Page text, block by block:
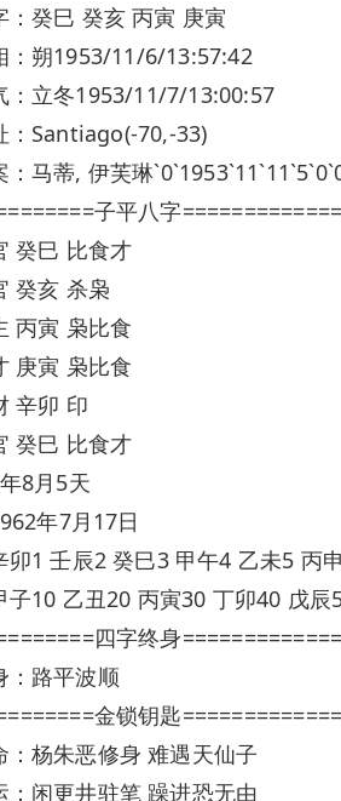
：癸巳 癸亥 丙寅 庚寅
：朔1953/11/6/13:57:42
：立冬1953/11/7/13:00:57
：Santiago(-70,-33)
：马蒂, 伊芙琳
子平八字
癸巳 比食才
癸亥 杀枭
丙寅 枭比食
庚寅 枭比食
辛卯 印
癸巳 比食才
8月5天
年7月17日
卯1 壬辰2 癸巳3 甲午4 乙未5 丙
子10 乙丑20 丙寅30 丁卯40 戊
四字终身
：路平波顺
金锁钥匙
：杨朱恶修身 难遇天仙子
：闲更井驻笔 躁进恐无由